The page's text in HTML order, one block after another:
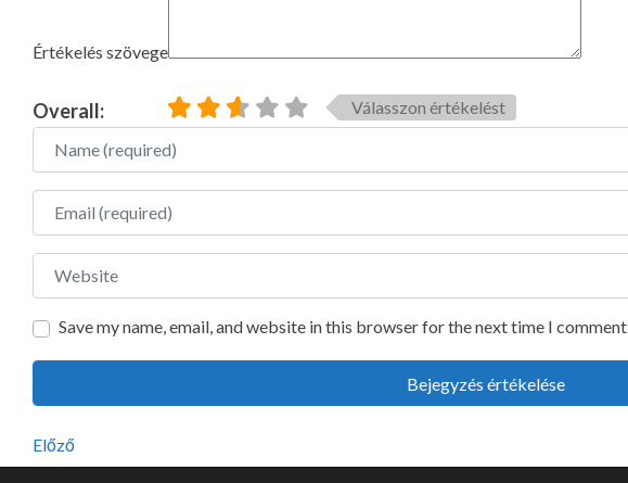
Értékelés szövege
Overall:
Válasszon értékelést
Name
Email
Website
Save my name, email, and website in this browser for the next time I comment.
Előző